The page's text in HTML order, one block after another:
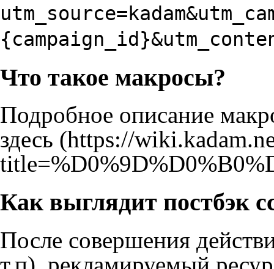
Что такое макросы?
Подробное описание
здесь
Как выглядит постбэк
После совершения